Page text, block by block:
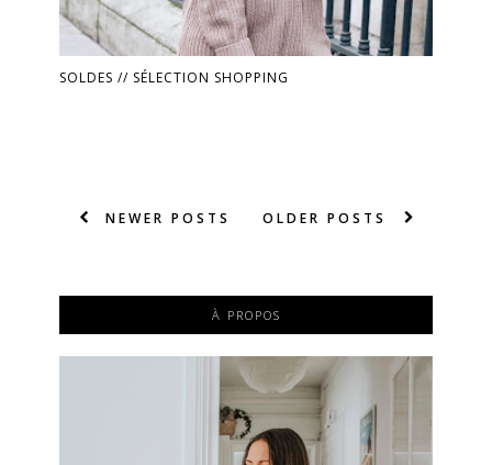
SOLDES // SÉLECTION SHOPPING
NEWER POSTS OLDER POSTS
À PROPOS